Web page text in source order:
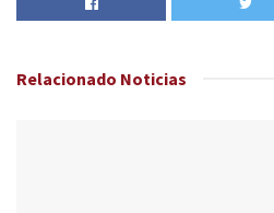
Relacionado Noticias